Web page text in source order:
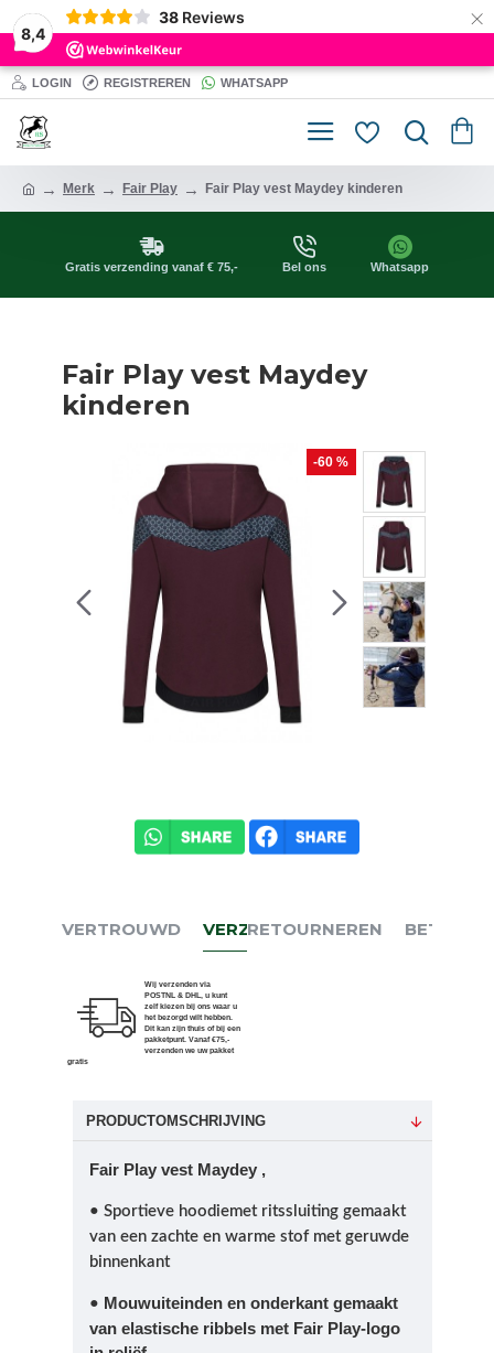
8,4
38 Reviews ×
LOGIN REGISTREREN WHATSAPP
Merk Fair Play Fair Play vest Maydey kinderen
Gratis verzending vanaf € 75,- Bel ons Whatsapp
Fair Play vest Maydey
kinderen
-60 %
VERTROUWD VERZENDEN
Wij verzenden via
POSTNL & DHL, u kunt
zelf kiezen bij ons waar u
het bezorgd wilt hebben.
Dit kan zijn thuis of bij een
pakketpunt. Vanaf €75,-
verzenden we uw pakket
gratis
RETOURNEREN BETALEN
PRODUCTOMSCHRIJVING
Fair Play vest Maydey ,
• Sportieve hoodiemet ritssluiting gemaakt
van een zachte en warme stof met geruwde
binnenkant
• Mouwuiteinden en onderkant gemaakt
van elastische ribbels met Fair Play-logo